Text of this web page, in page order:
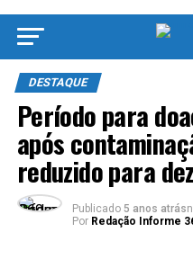
DESTAQUE
Período para
após
reduzido para
Publicado 5 anos atrás
Por Redação Informe